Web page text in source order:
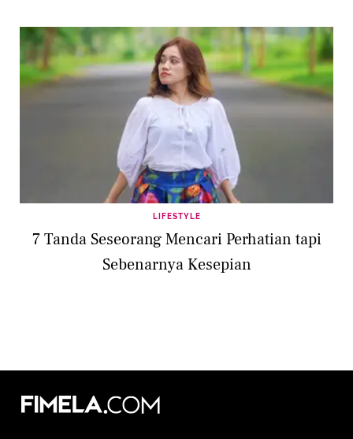
LIFESTYLE
7 Tanda Seseorang Mencari Perhatian tapi
Sebenarnya Kesepian